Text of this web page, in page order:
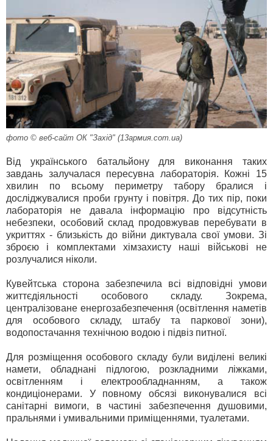
фото © веб-сайт ОК "Захід" (13армия.com.ua)
Від українського батальйону для виконання таких
завдань залучалася пересувна лабораторія. Кожні 15
хвилин по всьому периметру табору бралися і
досліджувалися проби грунту і повітря. До тих пір, поки
лабораторія не давала інформацію про відсутність
небезпеки, особовий склад продовжував перебувати в
укриттях - близькість до війни диктувала свої умови. Зі
зброєю і комплектами хімзахисту наші військові не
розлучалися ніколи.
Кувейтська сторона забезпечила всі відповідні умови
життєдіяльності особового складу. Зокрема,
централізоване енергозабезпечення (освітлення наметів
для особового складу, штабу та паркової зони),
водопостачання технічною водою і підвіз питної.
Для розміщення особового складу були виділені великі
намети, обладнані підлогою, розкладними ліжками,
освітленням і електрообладнанням, а також
кондиціонерами. У повному обсязі виконувалися всі
санітарні вимоги, в частині забезпечення душовими,
пральнями і умивальними приміщеннями, туалетами.